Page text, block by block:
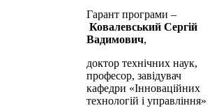
Гарант програми –
Ковалевський Сергій
Вадимович,
доктор технічних наук,
професор, завідувач
кафедри «Інноваційних
технологій і управління»